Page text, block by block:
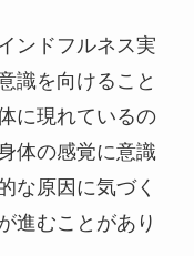
ンドフルネス実
識を向けること
に現れているの
体の感覚に意識
な原因に気づく
進むことがあり